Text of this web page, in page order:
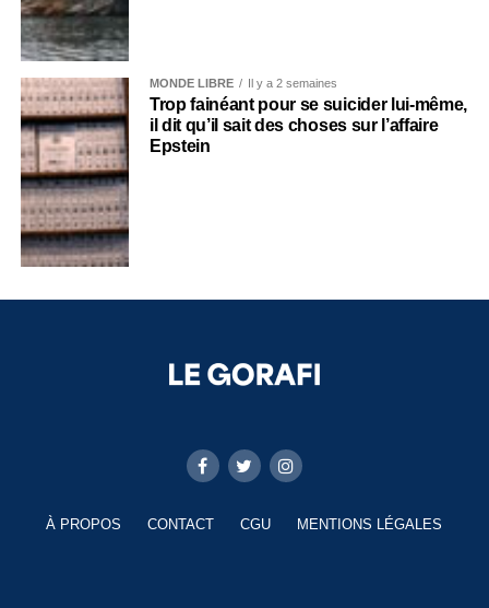
MONDE LIBRE Il y a 2 semaines
Trop fainéant pour se suicider lui-même,
il dit qu’il sait des choses sur l’affaire
Epstein
À PROPOS CONTACT CGU MENTIONS LÉGALES